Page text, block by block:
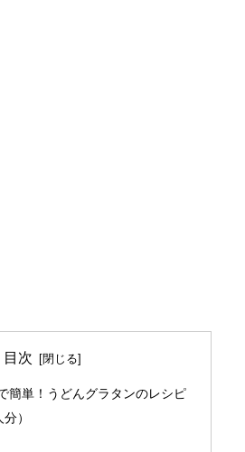
目次
簡単！うどんグラタンのレシピ
）